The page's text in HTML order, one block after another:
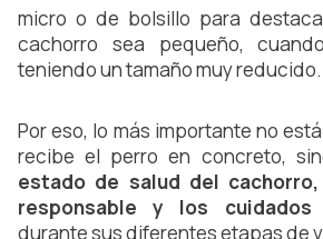
micro o de bolsillo para
cachorro sea pequeño,
teniendo un tamaño muy reducido.
Por eso, lo más importante no
recibe el perro en concreto,
estado de salud del
responsable y los cuidados
durante sus diferentes etapas de